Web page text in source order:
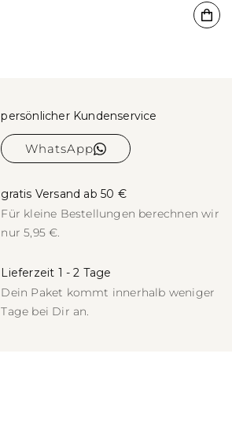
persönlicher Kundenservice
WhatsApp
gratis Versand ab 50 €
Für kleine Bestellungen berechnen wir
nur 5,95 €.
Lieferzeit 1 - 2 Tage
Dein Paket kommt innerhalb weniger
Tage bei Dir an.